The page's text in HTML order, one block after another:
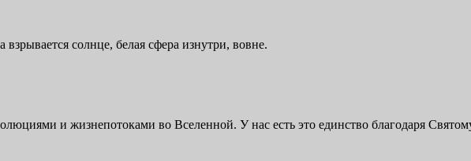
солнце, белая сфера изнутри, вовне.
и жизнепотоками во Вселенной. У нас есть это единство благодаря